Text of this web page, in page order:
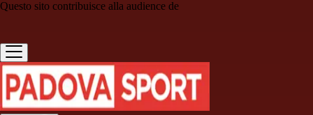
Questo sito contribuisce alla audience de